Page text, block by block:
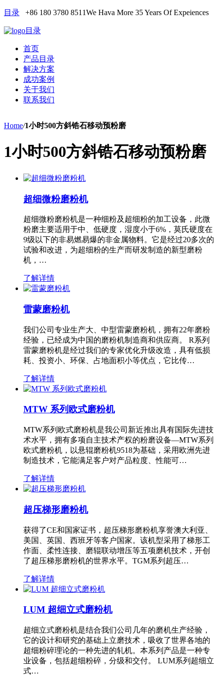
目录 +86 180 3780 8511We Hava More 35 Years Of Expeiences
目录
首页
产品目录
解决方案
成功案例
关于我们
联系我们
Home/1小时500方斜锆石移动预粉磨
1小时500方斜锆石移动预粉磨
超细微粉磨粉机
超细微粉磨粉机是一种细粉及超细粉的加工设备，此微
粉磨主要适用于中、低硬度，湿度小于6%，莫氏硬度在
9级以下的非易燃易爆的非金属物料。它是经过20多次的
试验和改进，为超细粉的生产而研发制造的新型磨粉
机，…
了解详情
雷蒙磨粉机
我们公司专业生产大、中型雷蒙磨粉机，拥有22年磨粉
经验，已经成为中国的磨粉机制造商和供应商。 R系列
雷蒙磨粉机是经过我们的专家优化升级改造，具有低损
耗、投资小、环保、占地面积小等优点，它比传…
了解详情
MTW 系列欧式磨粉机
MTW系列欧式磨粉机是我公司新近推出具有国际先进技
术水平，拥有多项自主技术产权的粉磨设备—MTW系列
欧式磨粉机，以悬辊磨粉机9518为基础，采用欧洲先进
制造技术，它能满足客户对产品粒度、性能可…
了解详情
超压梯形磨粉机
获得了CE和国家证书，超压梯形磨粉机享誉澳大利亚、
美国、英国、西班牙等客户国家。该机型采用了梯形工
作面、柔性连接、磨辊联动增压等五项磨机技术，开创
了超压梯形磨粉机的世界水平。TGM系列超压…
了解详情
LUM 超细立式磨粉机
超细立式磨粉机是结合我们公司几年的磨机生产经验，
它的设计和研究的基础上立磨技术，吸收了世界各地的
超细粉碎理论的一种先进的轧机。本系列产品是一种专
业设备，包括超细粉碎，分级和交付。 LUM系列超细立
式…